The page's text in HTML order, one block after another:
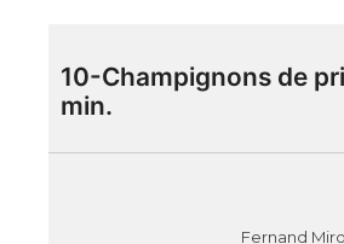
10-Champignons de
min.
Fernand